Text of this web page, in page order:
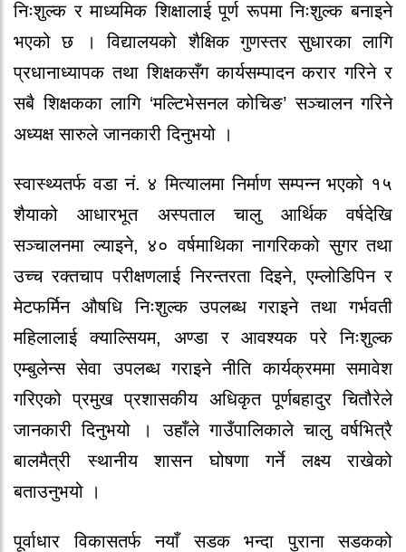
निःशुल्क र माध्यमिक शिक्षालाई पूर्ण रूपमा निःशुल्क बनाइने
भएको छ । विद्यालयको शैक्षिक गुणस्तर सुधारका लागि
प्रधानाध्यापक तथा शिक्षकसँग कार्यसम्पादन करार गरिने र
सबै शिक्षकका लागि ‘मल्टिभेसनल कोचिङ’ सञ्चालन गरिने
अध्यक्ष सारुले जानकारी दिनुभयो ।
स्वास्थ्यतर्फ वडा नं. ४ मित्यालमा निर्माण सम्पन्न भएको १५
शैयाको आधारभूत अस्पताल चालु आर्थिक वर्षदेखि
सञ्चालनमा ल्याइने, ४० वर्षमाथिका नागरिकको सुगर तथा
उच्च रक्तचाप परीक्षणलाई निरन्तरता दिइने, एम्लोडिपिन र
मेटफर्मिन औषधि निःशुल्क उपलब्ध गराइने तथा गर्भवती
महिलालाई क्याल्सियम, अण्डा र आवश्यक परे निःशुल्क
एम्बुलेन्स सेवा उपलब्ध गराइने नीति कार्यक्रममा समावेश
गरिएको प्रमुख प्रशासकीय अधिकृत पूर्णबहादुर चितौरेले
जानकारी दिनुभयो । उहाँले गाउँपालिकाले चालु वर्षभित्रै
बालमैत्री स्थानीय शासन घोषणा गर्ने लक्ष्य राखेको
बताउनुभयो ।
पूर्वाधार विकासतर्फ नयाँ सडक भन्दा पुराना सडकको